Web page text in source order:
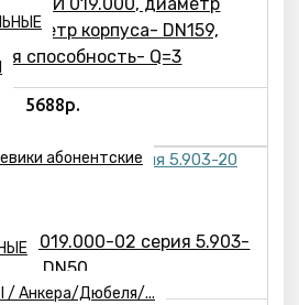
абонентские
Анкера/Дюбеля/...
корпуса- DN159,
способность- Q=3
5688р.
019.000-02 серия 5.903-
20 DN50